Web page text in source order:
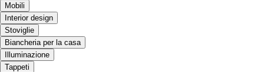
Mobili
Interior design
Stoviglie
Biancheria per la casa
Illuminazione
Tappeti